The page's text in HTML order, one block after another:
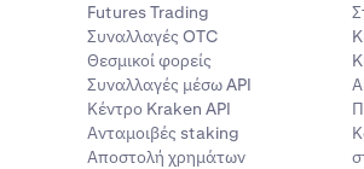
Futures Trading
Συναλλαγές OTC
Θεσμικοί φορείς
Συναλλαγές μέσω API
Κέντρο Kraken API
Ανταμοιβές staking
Αποστολή χρημάτων